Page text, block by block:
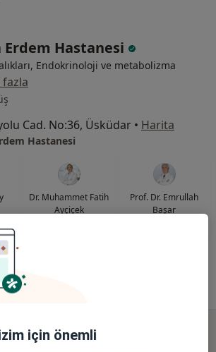
Erdem Hastanesi
Endokrinoloji ve metabolizma
fazla
Cad. No:36, Üsküdar • Harita
Hastanesi
Dr. Muhammet Fatih
Ayçiçek
Prof. Dr. Emrullah
Başar
uzmanlar
için önemli